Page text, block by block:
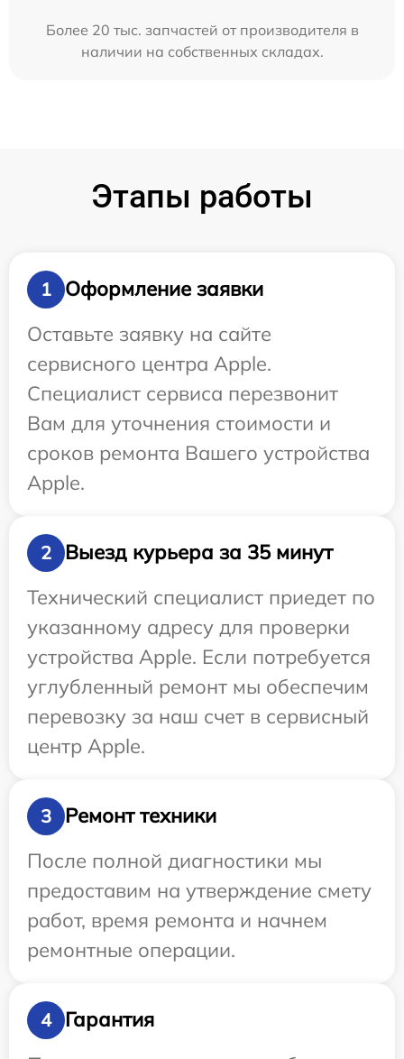
Более 20 тыс. запчастей от производителя в
наличии на собственных складах.
Этапы работы
1
Оформление заявки
Оставьте заявку на сайте
сервисного центра Apple.
Специалист сервиса перезвонит
Вам для уточнения стоимости и
сроков ремонта Вашего устройства
Apple.
2
Выезд курьера за 35 минут
Технический специалист приедет по
указанному адресу для проверки
устройства Apple. Если потребуется
углубленный ремонт мы обеспечим
перевозку за наш счет в сервисный
центр Apple.
3
Ремонт техники
После полной диагностики мы
предоставим на утверждение смету
работ, время ремонта и начнем
ремонтные операции.
4
Гарантия